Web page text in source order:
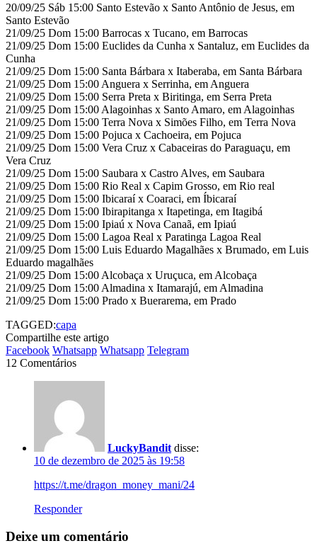
20/09/25 Sáb 15:00 Santo Estevão x Santo Antônio de Jesus, em
Santo Estevão
21/09/25 Dom 15:00 Barrocas x Tucano, em Barrocas
21/09/25 Dom 15:00 Euclides da Cunha x Santaluz, em Euclides da
Cunha
21/09/25 Dom 15:00 Santa Bárbara x Itaberaba, em Santa Bárbara
21/09/25 Dom 15:00 Anguera x Serrinha, em Anguera
21/09/25 Dom 15:00 Serra Preta x Biritinga, em Serra Preta
21/09/25 Dom 15:00 Alagoinhas x Santo Amaro, em Alagoinhas
21/09/25 Dom 15:00 Terra Nova x Simões Filho, em Terra Nova
21/09/25 Dom 15:00 Pojuca x Cachoeira, em Pojuca
21/09/25 Dom 15:00 Vera Cruz x Cabaceiras do Paraguaçu, em
Vera Cruz
21/09/25 Dom 15:00 Saubara x Castro Alves, em Saubara
21/09/25 Dom 15:00 Rio Real x Capim Grosso, em Rio real
21/09/25 Dom 15:00 Ibicaraí x Coaraci, em Íbicaraí
21/09/25 Dom 15:00 Ibirapitanga x Itapetinga, em Itagibá
21/09/25 Dom 15:00 Ipiaú x Nova Canaã, em Ipiaú
21/09/25 Dom 15:00 Lagoa Real x Paratinga Lagoa Real
21/09/25 Dom 15:00 Luis Eduardo Magalhães x Brumado, em Luis
Eduardo magalhães
21/09/25 Dom 15:00 Alcobaça x Uruçuca, em Alcobaça
21/09/25 Dom 15:00 Almadina x Itamarajú, em Almadina
21/09/25 Dom 15:00 Prado x Buerarema, em Prado
TAGGED:capa
Compartilhe este artigo
Facebook Whatsapp Whatsapp Telegram
12 Comentários
LuckyBandit disse:
10 de dezembro de 2025 às 19:58
https://t.me/dragon_money_mani/24
Responder
Deixe um comentário